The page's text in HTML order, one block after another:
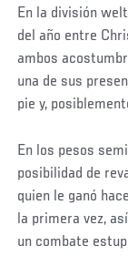
En la división
del año entre
ambos
una de sus
pie y,
En los pesos
posibilidad de
quien le ganó
la primera vez,
un combate